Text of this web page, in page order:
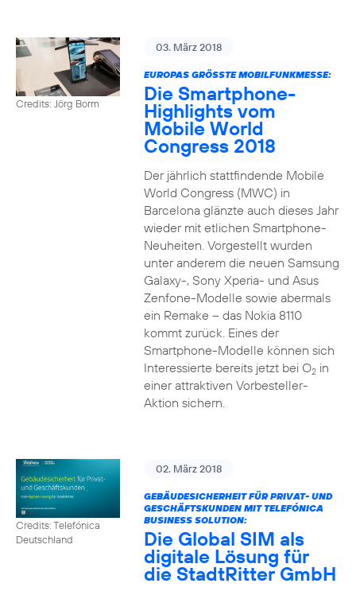
Credits: Jörg Borm
03. März 2018
EUROPAS GRÖSSTE MOBILFUNKMESSE:
Die Smartphone-
Highlights vom
Mobile World
Congress 2018
Der jährlich stattfindende Mobile
World Congress (MWC) in
Barcelona glänzte auch dieses Jahr
wieder mit etlichen Smartphone-
Neuheiten. Vorgestellt wurden
unter anderem die neuen Samsung
Galaxy-, Sony Xperia- und Asus
Zenfone-Modelle sowie abermals
ein Remake – das Nokia 8110
kommt zurück. Eines der
Smartphone-Modelle können sich
Interessierte bereits jetzt bei O2in
einer attraktiven Vorbesteller-
Aktion sichern.
Credits: Telefónica
Deutschland
02. März 2018
GEBÄUDESICHERHEIT FÜR PRIVAT- UND
GESCHÄFTSKUNDEN MIT TELEFÓNICA
BUSINESS SOLUTION:
Die Global SIM als
digitale Lösung für
die StadtRitter GmbH